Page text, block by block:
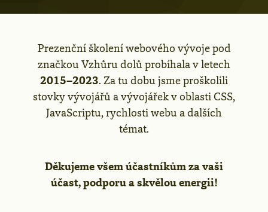
Prezenční školení webového vývoje pod
značkou Vzhůru dolů probíhala v letech
2015–2023. Za tu dobu jsme proškolili
stovky vývojářů a vývojářek v oblasti CSS,
JavaScriptu, rychlosti webu a dalších
témat.
Děkujeme všem účastníkům za vaši
účast, podporu a skvělou energii!